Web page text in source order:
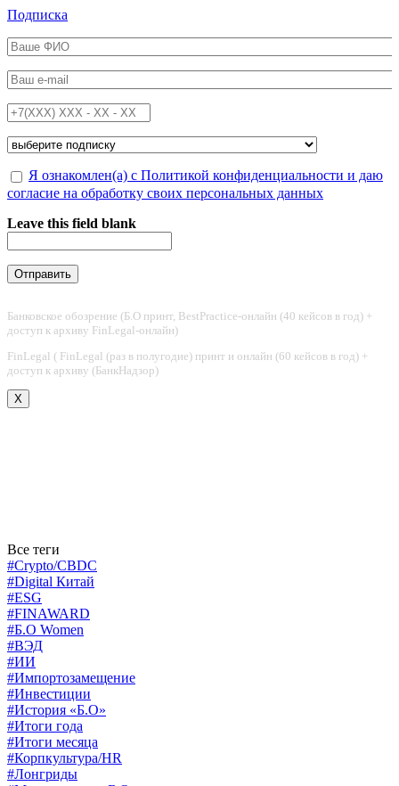
Перейти к основному содержанию
Подписка
ФИО*
Email*
Телефон*
Подписка на*
Обработка персональных данных*
Я ознакомлен(а) с Политикой конфиденциальности и даю
согласие на обработку своих персональных данных
Leave this field blank
Банковское обозрение (Б.О принт, BestPractice-онлайн (40 кейсов в год) +
доступ к архиву FinLegal-онлайн)
FinLegal ( FinLegal (раз в полугодие) принт и онлайн (60 кейсов в год) +
доступ к архиву (БанкНадзор)
X
Все теги
#Crypto/CBDC
#Digital Китай
#ESG
#FINAWARD
#Б.О Women
#ВЭД
#ИИ
#Импортозамещение
#Инвестиции
#История «Б.О»
#Итоги года
#Итоги месяца
#Корпкультура/HR
#Лонгриды